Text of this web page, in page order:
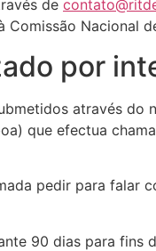
de
Nacional
por
através
que efectua
pedir para falar
90 dias para